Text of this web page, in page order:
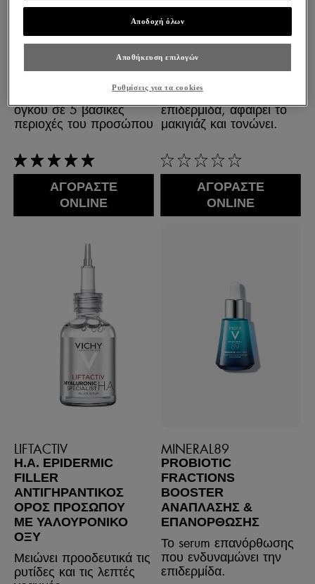
NEOVADIOL
LONGEVITY ΚΡΈΜΑ
ΠΡΟΣΏΠΟΥ
Ορατή αναπλήρωση του
όγκου σε 5 βασικές
περιοχές του προσώπου
5/5
ΑΓΟΡΑΣΤΕ
ONLINE
PURETE THERMALE
ΓΑΛΆΚΤΩΜΑ
ΚΑΘΑΡΙΣΜΟΎ
ΠΡΟΣΏΠΟΥ 3 ΣΕ 1
Καθαρίζει την
επιδερμίδα, αφαιρεί το
μακιγιάζ και τονώνει.
0/5
ΑΓΟΡΑΣΤΕ
ONLINE
LIFTACTIV
H.A. EPIDERMIC
FILLER
ΑΝΤΙΓΗΡΑΝΤΙΚΌΣ
ΟΡΌΣ ΠΡΟΣΏΠΟΥ
ΜΕ ΥΑΛΟΥΡΟΝΙΚΌ
ΟΞΎ
Μειώνει προοδευτικά τις
ρυτίδες και τις λεπτές
MINERAL89
PROBIOTIC
FRACTIONS
BOOSTER
ΑΝΆΠΛΑΣΗΣ &
ΕΠΑΝΌΡΘΩΣΗΣ
Το serum επανόρθωσης
που ενδυναμώνει την
επιδερμίδα.
Αποδοχή όλων
Αποθήκευση επιλογών
Ρυθμίσεις για τα cookies